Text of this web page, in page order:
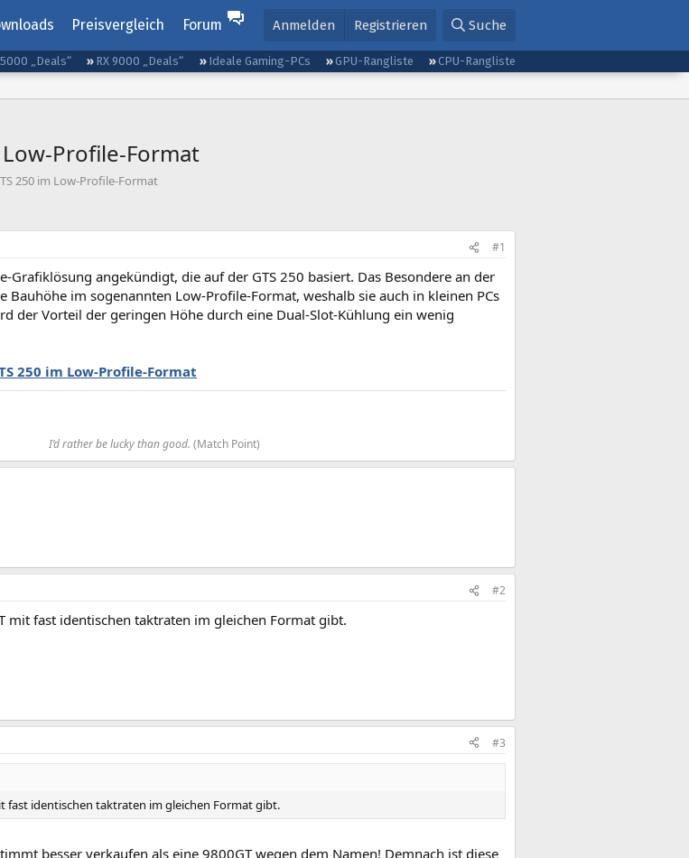
Preisvergleich Forum Anmelden Registrieren Suche
5000 „Deals“ RX 9000 „Deals“ Ideale Gaming-PCs GPU-Rangliste
CPU-Rangliste
Low-Profile-Format
250 im Low-Profile-Format
#1
Grafiklösung angekündigt, die auf der GTS 250 basiert. Das Besondere an der
Bauhöhe im sogenannten Low-Profile-Format, weshalb sie auch in kleinen PCs
der Vorteil der geringen Höhe durch eine Dual-Slot-Kühlung ein wenig
250 im Low-Profile-Format
I’d rather be lucky than good. (Match Point)​
#2
mit fast identischen taktraten im gleichen Format gibt.
#3
fast identischen taktraten im gleichen Format gibt.
besser verkaufen als eine 9800GT wegen dem Namen! Demnach ist diese